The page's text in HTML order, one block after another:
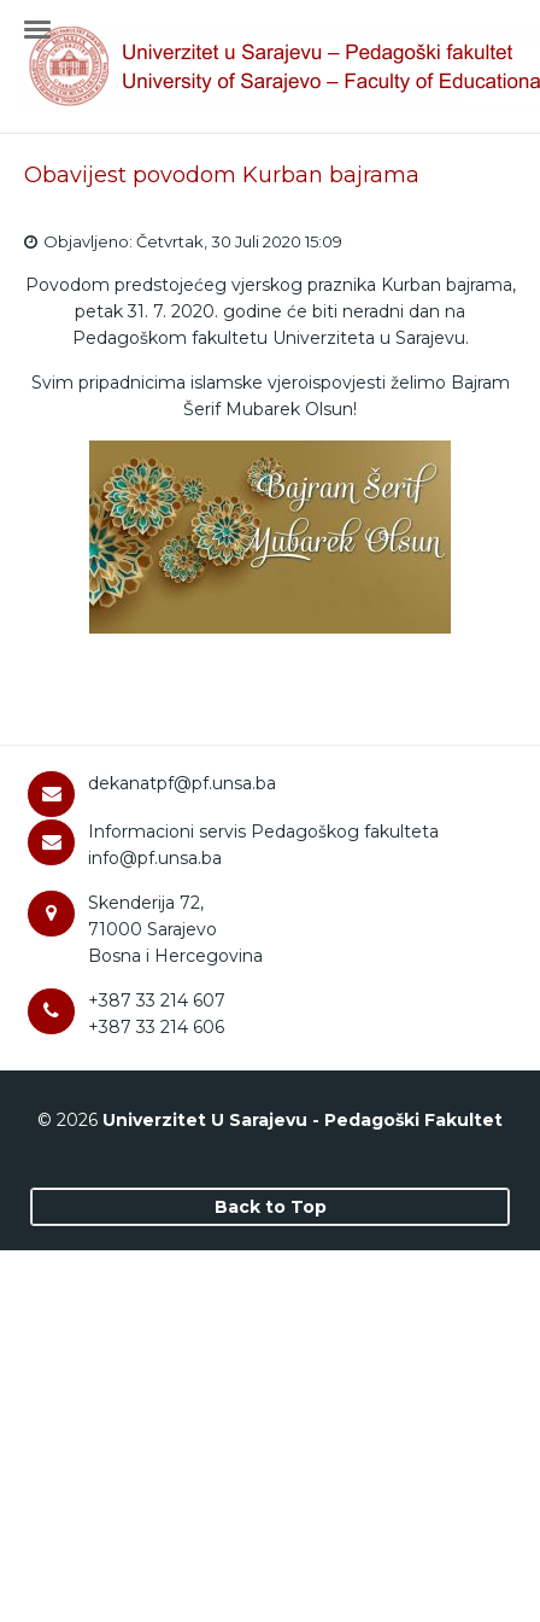
Obavijest povodom Kurban bajrama
Objavljeno: Četvrtak, 30 Juli 2020 15:09
Povodom predstojećeg vjerskog praznika Kurban bajrama,
petak 31. 7. 2020. godine će biti neradni dan na
Pedagoškom fakultetu Univerziteta u Sarajevu.
Svim pripadnicima islamske vjeroispovjesti želimo Bajram
Šerif Mubarek Olsun!
dekanatpf@pf.unsa.ba
Informacioni servis Pedagoškog fakulteta
info@pf.unsa.ba
Skenderija 72,
71000 Sarajevo
Bosna i Hercegovina
+387 33 214 607
+387 33 214 606
© 2026 Univerzitet U Sarajevu - Pedagoški Fakultet
Back to Top